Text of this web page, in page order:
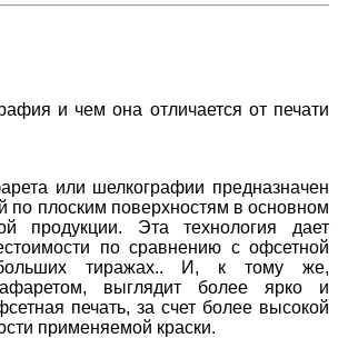
и чем она отличается от печати
или шелкографии предназначен
по плоским поверхностям в основном
продукции. Эта технология дает
по сравнению с офсетной
тиражах.. И, к тому же,
выглядит более ярко и
печать, за счет более высокой
применяемой краски.